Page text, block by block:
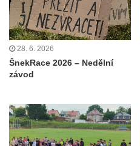
28. 6. 2026
ŠnekRace 2026 – Nedělní
závod